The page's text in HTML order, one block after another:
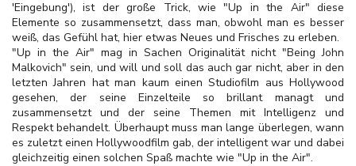
'Eingebung'), ist der große Trick, wie "Up in the Air" diese
Elemente so zusammensetzt, dass man, obwohl man es besser
weiß, das Gefühl hat, hier etwas Neues und Frisches zu erleben.
"Up in the Air" mag in Sachen Originalität nicht "Being John
Malkovich" sein, und will und soll das auch gar nicht, aber in den
letzten Jahren hat man kaum einen Studiofilm aus Hollywood
gesehen, der seine Einzelteile so brillant managt und
zusammensetzt und der seine Themen mit Intelligenz und
Respekt behandelt. Überhaupt muss man lange überlegen, wann
es zuletzt einen Hollywoodfilm gab, der intelligent war und dabei
gleichzeitig einen solchen Spaß machte wie "Up in the Air".